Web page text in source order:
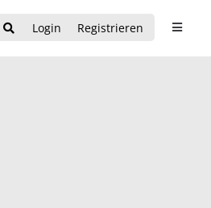
Login Registrieren